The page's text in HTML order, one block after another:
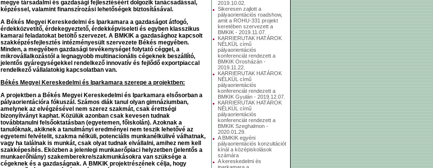
megye társadalmi és gazdasági fejlesztéséért dolgozik tanácsadással,
képzéssel, valamint finanszírozási lehetőségek biztosításával.
A Békés Megyei Kereskedelmi és Iparkamara a gazdaságot átfogó,
érdekközvetítő, érdekegyeztető, érdekképviseleti és egyben klasszikus
kamarai feladatokat betöltő szervezet. A BMKIK a gazdasághoz kapcsolt
szakképzésfejlesztés intézményesült szervezete Békés megyében.
Minden, a megyében gazdasági tevékenységet folytató céggel, a
mikrovállalkozástól a legnagyobb multinacionális cégeknek beszállító,
jelentős gyáregységekkel rendelkező innovatív és fejlődő exportpiaccal
rendelkező vállalatokig kapcsolatban van.
Békés Megyei Kereskedelmi és Iparkamara szerepe a projektben:
A projektben a Békés Megyei Kereskedelmi és Iparkamara elsősorban a
pályaorientációra fókuszál. Számos diák tanul olyan gimnáziumban,
amelynek az elvégzésével nem szerez szakmát, csak érettségi
bizonyítványt kaphat. Közülük azonban csak kevesen tudnak
továbbtanulni felsőoktatásban (egyetemen, főiskolán). Azoknak a
tanulóknak, akiknek a tanulmányi eredményei nem teszik lehetővé az
egyetemi felvételit, szakma nélküli, potenciális munkanélkülivé válhatnak,
vagy ha találnak is munkát, csak olyat tudnak elvállalni, amihez nem kell
szakképesítés. Eközben a jelenlegi munkaerőpiaci helyzetben (jelentős a
munkaerőhiány) szakemberekre/szakmunkásokra van szüksége a
cégeknek és a gazdaságnak. A BMKIK projektrészének célja, hogy
2019.10.02.
Sikeresen zajlott a
pályaorientációs roadshow,
amit a ROHU-331 projekt
keretében szervezett a
BMKIK - 2019.11.07.
KARRIERUTAK HATÁROK
NÉLKÜL című
pályaorientációs
konferenciát rendezett a
BMKIK Orosházán -
2019.11.22.
KARRIERUTAK HATÁROK
NÉLKÜL című
pályaorientációs
konferenciát rendezett a
BMKIK Gyulán - 2019.12.07.
KARRIERUTAK HATÁROK
NÉLKÜL című
pályaorientációs
konferenciát rendezett a
BMKIK Szeghalmon -
2020.01.29.
A BMKIK egyéni
pályaorientációs konzultációt
kínál a középiskolások
számára
A kereskedelmi és